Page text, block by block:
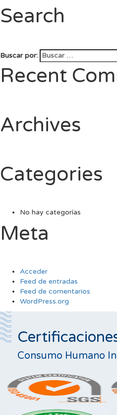
Search
Buscar por:
Recent
Archives
Categories
No hay categorías
Meta
Acceder
Feed de entradas
Feed de comentarios
WordPress.org
Consumo Humano